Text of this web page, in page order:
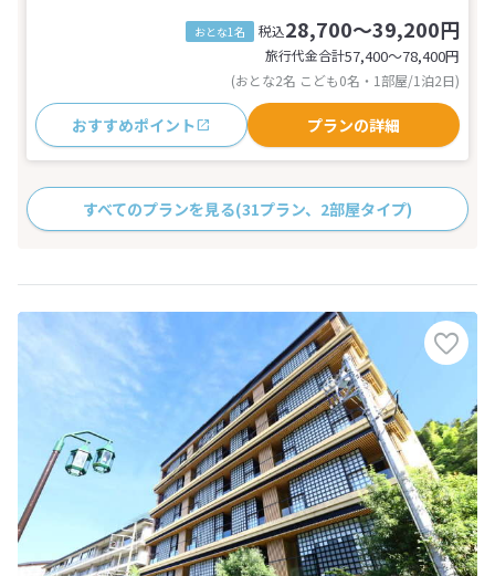
おとな1名 税込28,700～39,200円
旅行代金合計57,400〜78,400円
(おとな2名 こども0名・1部屋/1泊2日)
おすすめポイント プランの詳細
すべてのプランを見る(31プラン、2部屋タイプ)